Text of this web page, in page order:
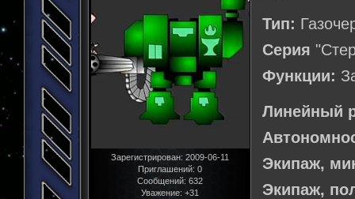
Зарегистрирован: 2009-06-11
Приглашений: 0
Сообщений: 632
Уважение: +31
Тип:
Серия
Функции:
Линейный
Экипаж,
Экипаж,